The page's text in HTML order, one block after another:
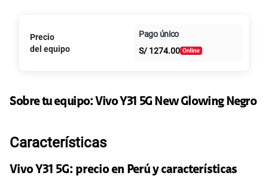
125GBen alta velocidad
S/
Paga solo
Al contado Cuotas Claro
intereses
Precio
del equipo
Pago único
S/ 1274.00
Sobre tu equipo: Vivo Y31 5G New Glowing Negro
Características
Vivo Y31 5G: precio en Perú y características